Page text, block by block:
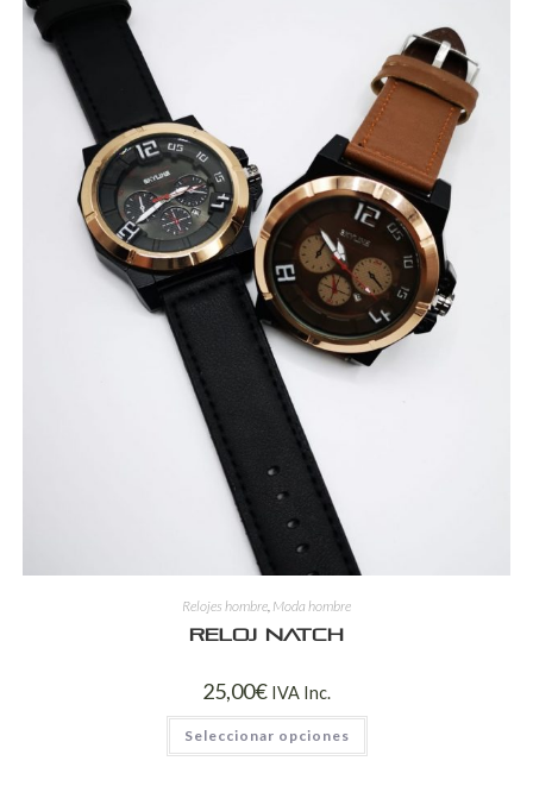
Relojes hombre Moda hombre
Reloj Natch
25,00€ IVA Inc.
Seleccionar opciones